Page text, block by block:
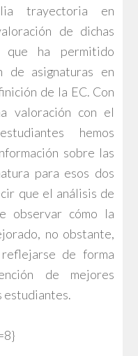
trayectoria en
de dichas
ha permitido
de asignaturas en
de la EC. Con
valoración con el
hemos
sobre las
para esos dos
que el análisis de
observar cómo la
no obstante,
de forma
de mejores
estudiantes.